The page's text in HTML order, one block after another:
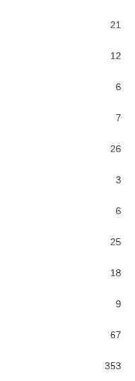
21
12
6
7
26
3
6
25
18
9
67
353